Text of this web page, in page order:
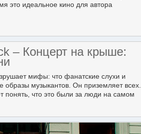
это идеальное кино для автора
– Концерт на крыше:
мифы: что фанатские слухи и
образы музыкантов. Он приземляет всех.
понять, что это были за люди на самом